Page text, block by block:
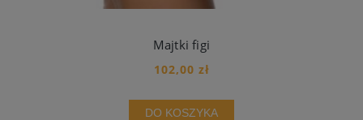
Majtki figi
102,00 zł
DO KOSZYKA